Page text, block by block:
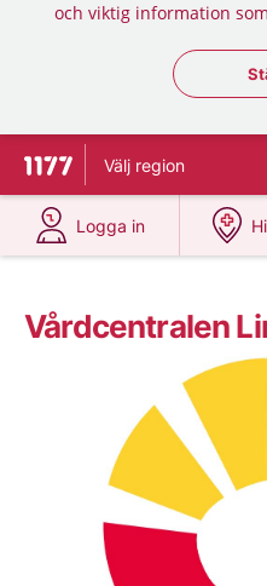
och viktig information
Till startsidan för 1177
Välj region
Logga in
på 1177.se
Vårdcentralen